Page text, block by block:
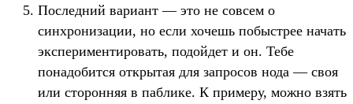
Последний вариант — это не совсем о
синхронизации, но если хочешь побыстрее начать
экспериментировать, подойдет и он. Тебе
понадобится открытая для запросов нода — своя
или сторонняя в паблике. К примеру, можно взять